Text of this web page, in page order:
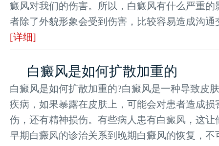
癜风对我们的伤害。所以，白癜风有什么严重的
者除了外貌形象会受到伤害，比较容易造成沟通
[详细]
白癜风是如何扩散加重的
白癜风是如何扩散加重的?白癜风是一种导致皮
疾病，如果暴露在皮肤上，可能会对患者造成损
伤，还有精神损伤。有些病人患有白癜风，这让
早期白癜风的诊治关系到晚期白癜风的恢复，不